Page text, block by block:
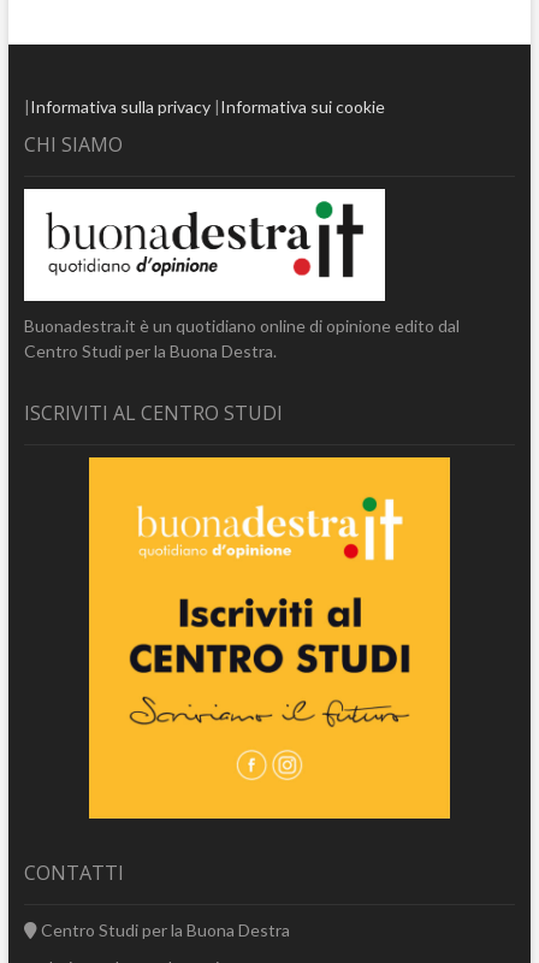
|Informativa sulla privacy|Informativa sui cookie
CHI SIAMO
Buonadestra.it è un quotidiano online di opinione edito dal
Centro Studi per la Buona Destra.
ISCRIVITI AL CENTRO STUDI
CONTATTI
Centro Studi per la Buona Destra